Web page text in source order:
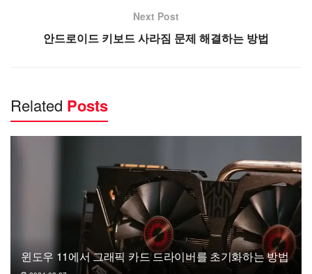
Next Post
안드로이드 키보드 사라짐 문제 해결하는 방법
Related Posts
윈도우 11에서 그래픽 카드 드라이버를 초기화하는 방법